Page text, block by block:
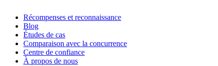
Récompenses et reconnaissance
Blog
Études de cas
Comparaison avec la concurrence
Centre de confiance
À propos de nous